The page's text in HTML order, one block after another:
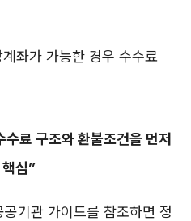
좌가 가능한 경우 수수료
료 구조와 환불조건을 먼저
심”
기관 가이드를 참조하면 정